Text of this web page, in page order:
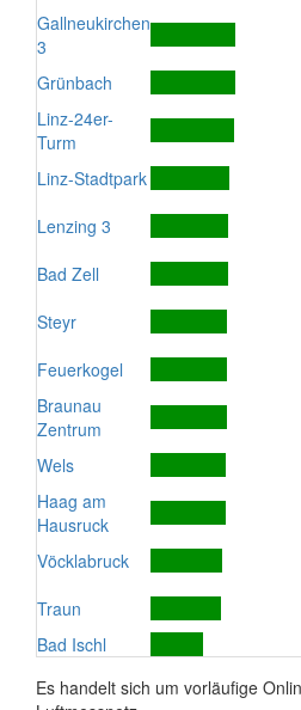
Gallneukirchen
3
Grünbach
Linz-24er-
Turm
Linz-Stadtpark
Lenzing 3
Bad Zell
Steyr
Feuerkogel
Braunau
Zentrum
Wels
Haag am
Hausruck
Vöcklabruck
Traun
Bad Ischl
Es handelt sich um vorläufige